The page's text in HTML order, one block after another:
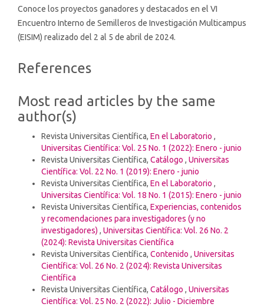
Conoce los proyectos ganadores y destacados en el VI
Encuentro Interno de Semilleros de Investigación Multicampus
(EISIM) realizado del 2 al 5 de abril de 2024.
Article
References
Most read articles by the same
author(s)
Revista Universitas Científica, En el Laboratorio ,
Universitas Científica: Vol. 25 No. 1 (2022): Enero - junio
Revista Universitas Científica, Catálogo , Universitas
Científica: Vol. 22 No. 1 (2019): Enero - junio
Revista Universitas Científica, En el Laboratorio ,
Universitas Científica: Vol. 18 No. 1 (2015): Enero - junio
Revista Universitas Científica, Experiencias, contenidos
y recomendaciones para investigadores (y no
investigadores) , Universitas Científica: Vol. 26 No. 2
(2024): Revista Universitas Científica
Revista Universitas Científica, Contenido , Universitas
Científica: Vol. 26 No. 2 (2024): Revista Universitas
Científica
Revista Universitas Científica, Catálogo , Universitas
Científica: Vol. 25 No. 2 (2022): Julio - Diciembre